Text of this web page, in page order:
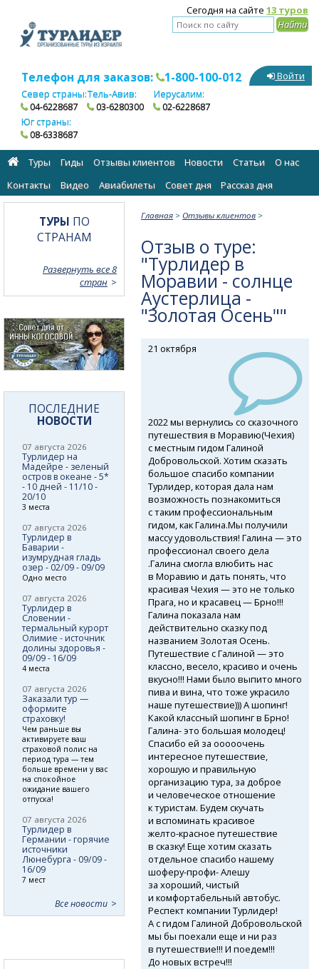
Сегодня на сайте 13 туров
Телефон для заказов: 1-800-100-012
Север страны:
04-6228687
Тель-Авив:
03-6280300
Иерусалим:
02-6228687
Юг страны:
08-6338687
Войти
Туры Гиды Отзывы клиентов Новости Статьи
О нас
Контакты
Видео Авиабилеты Cовет дня Рассказ дня
Главная > Отзывы клиентов >
Отзыв о туре:
"Турлидер в
Моравии - солнце
Аустерлица -
"Золотая Осень""
21 октября
2022 мы вернулись со сказочного
путешествия в Моравию(Чехия)
с местным гидом Галиной
Добровольской. Хотим сказать
большое спасибо компании
Турлидер, которая дала нам
возможность познакомиться
с таким профессиональным
гидом, как Галина.Мы получили
массу удовольствия! Галина — это
профессионал своего дела
.Галина смогла влюбить нас
в Моравию и дать понять, что
красивая Чехия — это не только
Прага, но и красавец — Брно!!!
Галина показала нам
действительно сказку под
названием Золотая Осень.
Путешествие с Галиной — это
классно, весело, красиво и очень
вкусно!!! Нами было выпито много
пива и вина, что тоже украсило
наше путешествие))) А шопинг!
Какой классный шопинг в Брно!
Галина- это большая молодец!
Спасибо ей за ооооочень
интересное путешествие,
хорошую и правильную
организацию тура, за доброе
и человеческое отношение
к туристам. Будем скучать
и вспоминать красивое
желто-красное путешествие
в сказку! Еще хотим сказать
отдельное спасибо нашему
шоферу-профи-Алешу
за хороший, чистый
и комфортабельный автобус.
Респект компании Турлидер!
А с гидом Галиной Добровольской
мы бы поехали еще и ни раз
в путешествие!!! И поедем!!!
До новых встреч!!!
ТУРЫ ПО
СТРАНАМ
Развернуть все 8
стран
ПОСЛЕДНИЕ
НОВОСТИ
07 августа 2026
Турлидер на
Мадейре - зеленый
остров в океане - 5*
- 10 дней - 11/10 -
20/10
3 места
07 августа 2026
Турлидер в
Баварии -
изумрудная гладь
озер - 02/09 - 09/09
Одно место
07 августа 2026
Турлидер в
Словении -
термальный курорт
Олимие - источник
долины здоровья -
09/09 - 16/09
4 места
07 августа 2026
Заказали тур —
оформите
страховку!
Чем раньше вы
активируете ваш
страховой полис на
период тура — тем
больше времени у вас
на спокойное
ожидание вашего
отпуска!
07 августа 2026
Турлидер в
Германии - горячие
источники
Люнебурга - 09/09 -
16/09
7 мест
Все новости